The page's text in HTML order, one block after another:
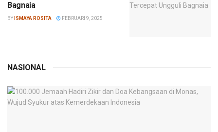
Bagnaia
BY ISMAYA ROSITA FEBRUARI 9, 2025
NASIONAL